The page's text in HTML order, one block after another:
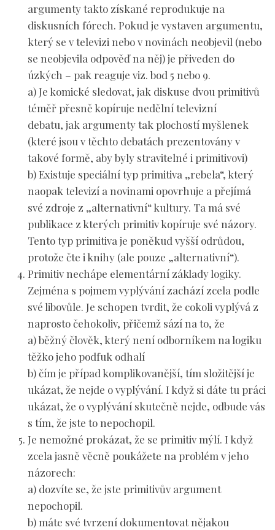
argumenty takto získané reprodukuje na
diskusních fórech. Pokud je vystaven argumentu,
který se v televizi nebo v novinách neobjevil (nebo
se neobjevila odpověď na něj) je přiveden do
úzkých – pak reaguje viz. bod 5 nebo 9.
a) Je komické sledovat, jak diskuse dvou primitivů
téměř přesně kopíruje nedělní televizní
debatu, jak argumenty tak plochostí myšlenek
(které jsou v těchto debatách prezentovány v
takové formě, aby byly stravitelné i primitivovi)
b) Existuje speciální typ primitiva „rebela“, který
naopak televizí a novinami opovrhuje a přejímá
své zdroje z „alternativní“ kultury. Ta má své
publikace z kterých primitiv kopíruje své názory.
Tento typ primitiva je poněkud vyšší odrůdou,
protože čte i knihy (ale pouze „alternativní“).
Primitivnechápe elementární základy logiky.
Zejména s pojmem vyplývání zachází zcela podle
své libovůle. Je schopen tvrdit, že cokoli vyplývá z
naprosto čehokoliv, přičemž sází na to, že
a) běžný člověk, který není odborníkem na logiku
těžko jeho podfuk odhalí
b) čím je případ komplikovanější, tím složitější je
ukázat, že nejde o vyplývání. I když si dáte tu práci
ukázat, že o vyplývání skutečně nejde, odbude vás
s tím, že jste to nepochopil.
Je nemožné prokázat, že se primitiv mýlí. I když
zcela jasně věcně poukážete na problém v jeho
názorech:
a) dozvíte se, že jste primitivův argument
nepochopil.
b) máte své tvrzení dokumentovat nějakou